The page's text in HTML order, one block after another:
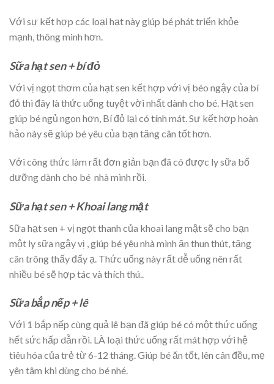
Với sự kết hợp các loại hạt này giúp bé phát triển khỏe
mạnh, thông minh hơn.
Sữa hạt sen + bí đỏ
Với vị ngọt thơm của hạt sen kết hợp với vị béo ngậy của bí
đỏ thì đây là thức uống tuyệt vời nhất dành cho bé. Hạt sen
giúp bé ngủ ngon hơn, Bí đỏ lại có tính mát. Sự kết hợp hoàn
hảo này sẽ giúp bé yêu của bạn tăng cân tốt hơn.
Với công thức làm rất đơn giản bạn đã có được ly sữa bổ
dưỡng dành cho bé nhà mình rồi.
Sữa hạt sen + Khoai lang mật
Sữa hạt sen + vị ngọt thanh của khoai lang mật sẽ cho bạn
một ly sữa ngậy vị , giúp bé yêu nhà mình ăn thun thút, tăng
cân trông thấy đấy ạ. Thức uống này rất dễ uống nên rất
nhiều bé sẽ hợp tác và thích thú..
Sữa bắp nếp + lê
Với 1 bắp nếp cùng quả lê bạn đã giúp bé có một thức uống
hết sức hấp dẫn rồi. LÀ loại thức uống rất mát hợp với hệ
tiêu hóa của trẻ từ 6-12 tháng. Giúp bé ăn tốt, lên cân đều, mẹ
yên tâm khi dùng cho bé nhé.